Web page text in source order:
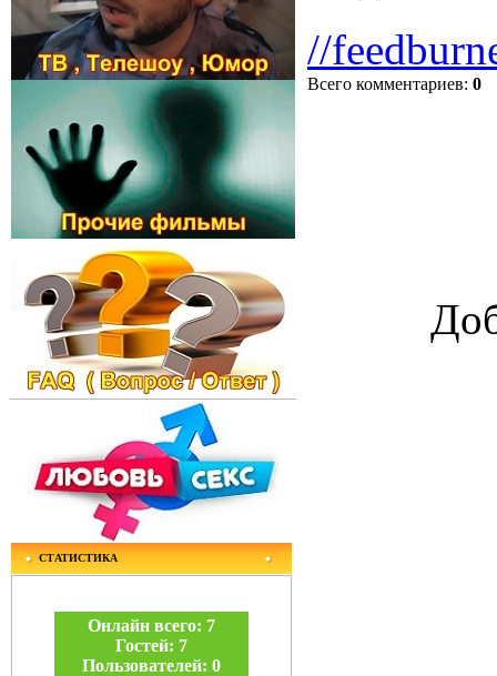
СТАТИСТИКА
Онлайн всего: 7
Гостей: 7
Пользователей: 0
//
Всего комментариев: 0